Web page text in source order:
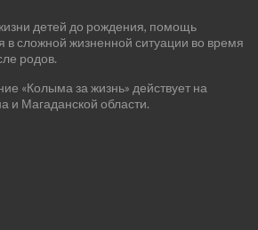
детей до рождения, помощь
в сложной жизненной ситуации во время
родов.
«Колыма за жизнь» действует на
и Магаданской области.